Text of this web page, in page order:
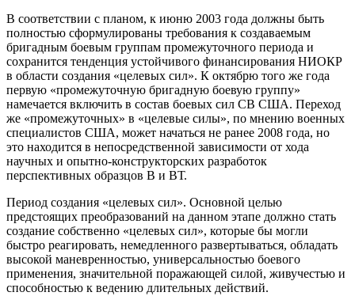
В соответствии с планом, к июню 2003 года должны быть
полностью сформулированы требования к создаваемым
бригадным боевым группам промежуточного периода и
сохранится тенденция устойчивого финансирования НИОКР
в области создания «целевых сил». К октябрю того же года
первую «промежуточную бригадную боевую группу»
намечается включить в состав боевых сил СВ США. Переход
же «промежуточных» в «целевые силы», по мнению военных
специалистов США, может начаться не ранее 2008 года, но
это находится в непосредственной зависимости от хода
научных и опытно-конструкторских разработок
перспективных образцов В и ВТ.
Период создания «целевых сил». Основной целью
предстоящих преобразований на данном этапе должно стать
создание собственно «целевых сил», которые бы могли
быстро реагировать, немедленного развертываться, обладать
высокой маневренностью, универсальностью боевого
применения, значительной поражающей силой, живучестью и
способностью к ведению длительных действий.